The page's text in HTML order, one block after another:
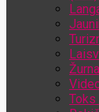
Toks